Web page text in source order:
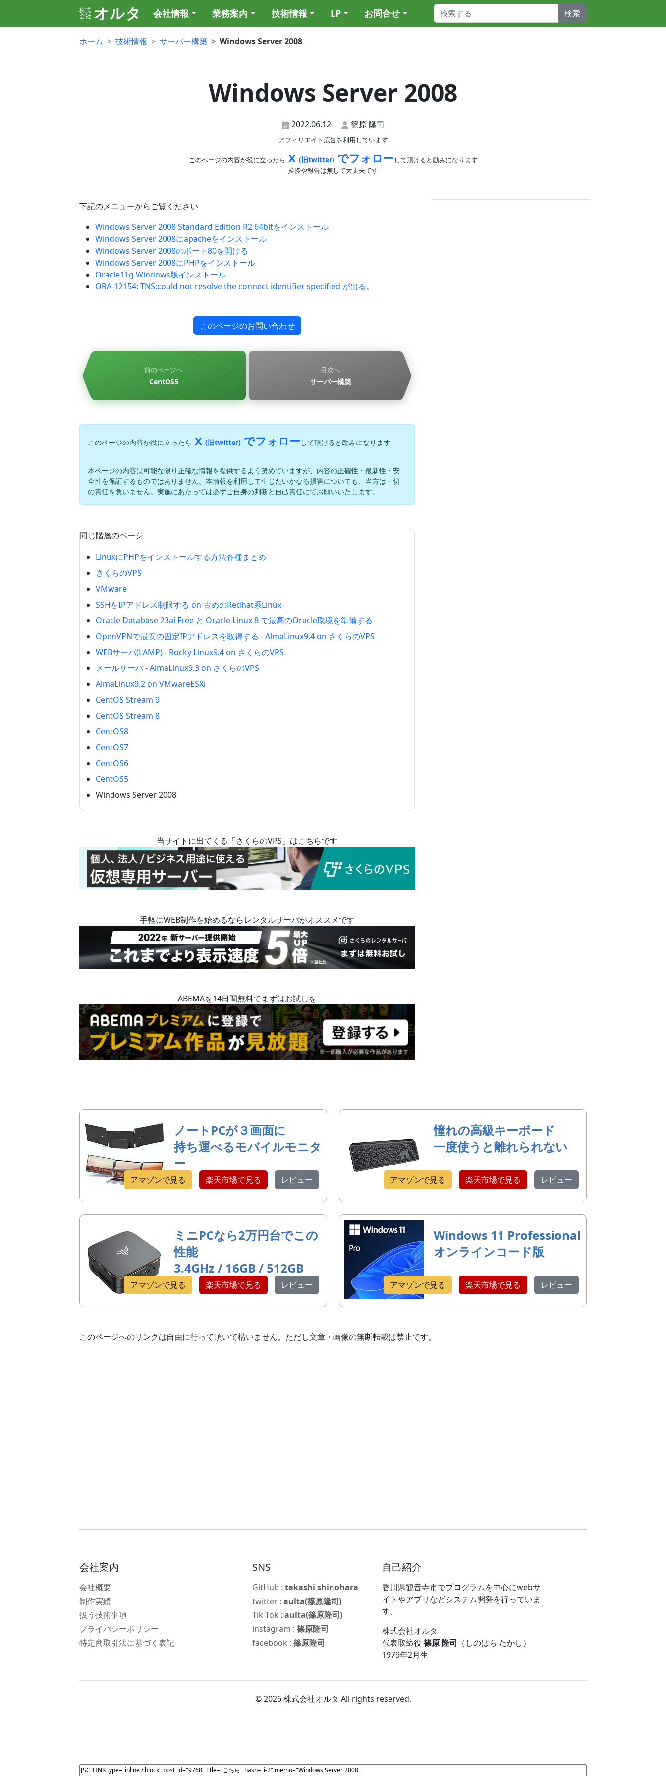
株式
会社 オルタ 会社情報 業務案内 技術情報 LP お問合せ 検索
ホーム 技術情報 サーバー構築 Windows Server 2008
Windows Server 2008
2022.06.12 篠原 隆司
アフィリエイト広告を利用しています
このページの内容が役に立ったら X (旧twitter)でフォローして頂けると励みになります
挨拶や報告は無しで大丈夫です
下記のメニューからご覧ください
Windows Server 2008 Standard Edition R2 64bitをインストール
Windows Server 2008にapacheをインストール
Windows Server 2008のポート80を開ける
Windows Server 2008にPHPをインストール
Oracle11g Windows版インストール
ORA-12154: TNS:could not resolve the connect identifier specified が出る。
このページのお問い合わせ
前のページへ
CentOS5
目次へ
サーバー構築
このページの内容が役に立ったら X (旧twitter) でフォロー して頂けると励みになります
本ページの内容は可能な限り正確な情報を提供するよう努めていますが、内容の正確性・最新性・安
全性を保証するものではありません。本情報を利用して生じたいかなる損害についても、当方は一切
の責任を負いません。実施にあたっては必ずご自身の判断と自己責任にてお願いいたします。
同じ階層のページ
LinuxにPHPをインストールする方法各種まとめ
さくらのVPS
VMware
SSHをIPアドレス制限する on 古めのRedhat系Linux
Oracle Database 23ai Free と Oracle Linux 8 で最高のOracle環境を準備する
OpenVPNで最安の固定IPアドレスを取得する - AlmaLinux9.4 on さくらのVPS
WEBサーバ(LAMP) - Rocky Linux9.4 on さくらのVPS
メールサーバ - AlmaLinux9.3 on さくらのVPS
AlmaLinux9.2 on VMwareESXi
CentOS Stream 9
CentOS Stream 8
CentOS8
CentOS7
CentOS6
CentOS5
Windows Server 2008
当サイトに出てくる「さくらのVPS」はこちらです
手軽にWEB制作を始めるならレンタルサーバがオススメです
ABEMAを14日間無料でまずはお試しを
ノートPCが３画面に
持ち運べるモバイルモニタ
ー
アマゾンで見る 楽天市場で見る レビュー
憧れの高級キーボード
一度使うと離れられない
アマゾンで見る 楽天市場で見る レビュー
ミニPCなら2万円台でこの
性能
3.4GHz / 16GB / 512GB
アマゾンで見る 楽天市場で見る レビュー
Windows 11 Professional
オンラインコード版
アマゾンで見る 楽天市場で見る レビュー
このページへのリンクは自由に行って頂いて構いません。ただし文章・画像の無断転載は禁止です。
会社案内
会社概要
制作実績
扱う技術事項
プライバシーポリシー
特定商取引法に基づく表記
SNS
GitHub :takashi shinohara
twitter :aulta(篠原隆司)
Tik Tok :aulta(篠原隆司)
instagram :篠原隆司
facebook :篠原隆司
自己紹介
香川県観音寺市でプログラムを中心にwebサ
イトやアプリなどシステム開発を行っていま
す。
株式会社オルタ
代表取締役篠原 隆司 （しのはら たかし）
1979年2月生
© 2026 株式会社オルタ All rights reserved.